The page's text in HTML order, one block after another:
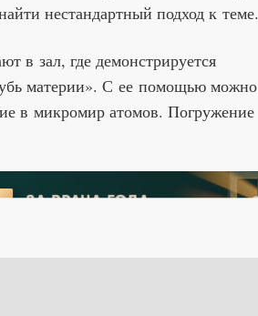
нестандартный подход к теме.
в зал, где демонстрируется
материи». С ее помощью можно
в микромир атомов. Погружение